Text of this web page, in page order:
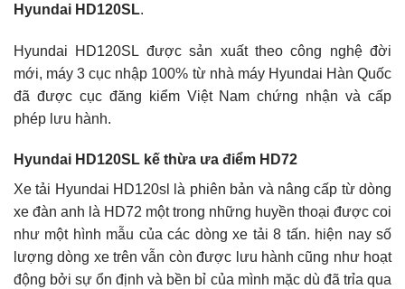
Hyundai HD120SL.
Hyundai HD120SL được sản xuất theo công nghệ đời
mới, máy 3 cục nhập 100% từ nhà máy Hyundai Hàn Quốc
đã được cục đăng kiểm Việt Nam chứng nhận và cấp
phép lưu hành.
Hyundai HD120SL kế thừa ưa điểm HD72
Xe tải Hyundai HD120sl là phiên bản và nâng cấp từ dòng
xe đàn anh là HD72 một trong những huyền thoại được coi
như một hình mẫu của các dòngxe tải 8 tấn. hiện nay số
lượng dòng xe trên vẫn còn được lưu hành cũng như hoạt
động bởi sự ổn định và bền bỉ của mình mặc dù đã trỉa qua